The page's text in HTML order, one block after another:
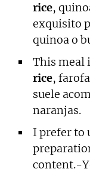
rice,
exquisito
quinoa o
This meal
rice,
suele
naranjas.
I prefer to
content.-